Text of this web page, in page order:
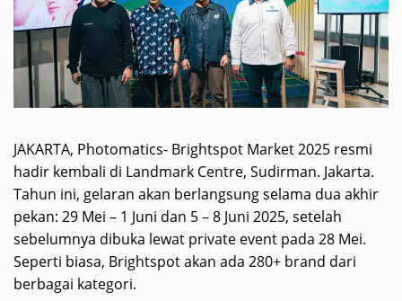
JAKARTA, Photomatics- Brightspot Market 2025 resmi
hadir kembali di Landmark Centre, Sudirman. Jakarta.
Tahun ini, gelaran akan berlangsung selama dua akhir
pekan: 29 Mei – 1 Juni dan 5 – 8 Juni 2025, setelah
sebelumnya dibuka lewat private event pada 28 Mei.
Seperti biasa, Brightspot akan ada 280+ brand dari
berbagai kategori.